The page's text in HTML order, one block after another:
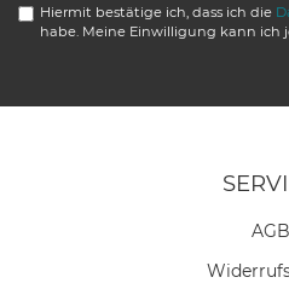
Hiermit bestätige ich, dass ich die
habe. Meine Einwilligung kann ich
AGB